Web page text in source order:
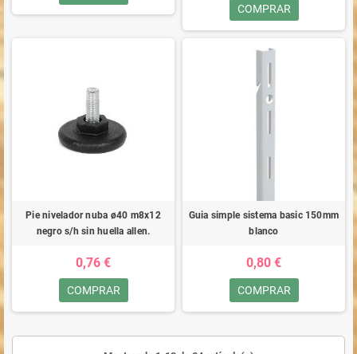
COMPRAR
Pie nivelador nuba ø40 m8x12
negro s/h sin huella allen.
0,76 €
COMPRAR
Guia simple sistema basic 150mm
blanco
0,80 €
COMPRAR